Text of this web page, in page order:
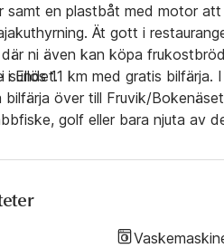
en plastbåt med motor
Ät gott i
ni även kan köpa
sundet.
i Ellös 11 km med gratis
bilfärja över till Fruvik/
golf eller bara njuta av